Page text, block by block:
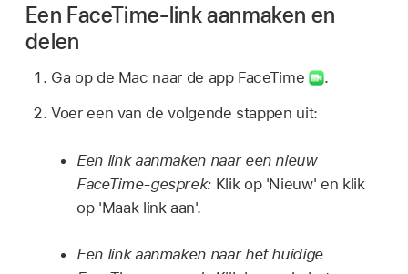
Een FaceTime-link aanmaken en
delen
Ga op de Mac naar de app FaceTime
.
Voer een van de volgende stappen uit:
Een link aanmaken naar een nieuw
FaceTime-gesprek: Klik op 'Nieuw' en klik
op 'Maak link aan'.
Een link aanmaken naar het huidige